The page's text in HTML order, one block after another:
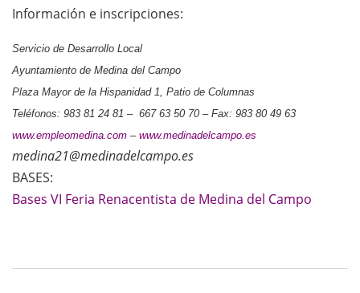
Información e inscripciones:
Servicio de Desarrollo Local
Ayuntamiento de Medina del Campo
Plaza Mayor de la Hispanidad 1, Patio de Columnas
Teléfonos: 983 81 24 81 – 667 63 50 70 – Fax: 983 80 49 63
www.empleomedina.com – www.medinadelcampo.es
medina21@medinadelcampo.es
BASES:
Bases VI Feria Renacentista de Medina del Campo